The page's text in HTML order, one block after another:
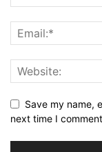
Save my name,
next time I